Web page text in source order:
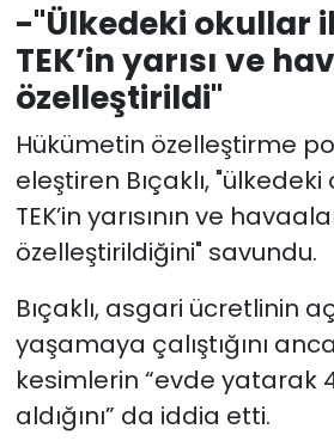
-"Ülkedeki okullar
TEK’in yarısı ve
özelleştirildi"
Hükümetin özelleştirme
eleştiren Bıçaklı,
TEK’in yarısının ve
özelleştirildiğini" savundu.
Bıçaklı, asgari ücretlinin
yaşamaya çalıştığını
kesimlerin “evde yatarak
aldığını” da iddia etti.